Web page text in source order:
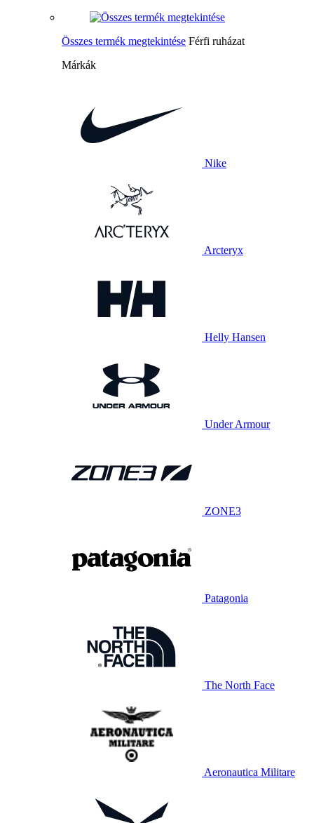
Összes termék megtekintése Férfi ruházat
Márkák
Nike
Arcteryx
Helly Hansen
Under Armour
ZONE3
Patagonia
The North Face
Aeronautica Militare